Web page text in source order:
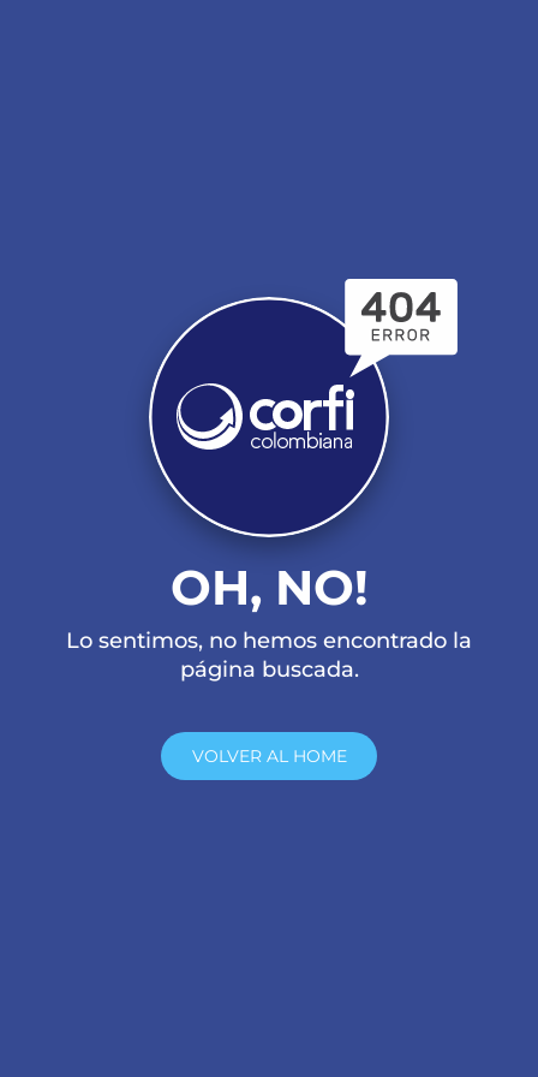
OH, NO!
Lo sentimos, no hemos encontrado la
página buscada.
VOLVER AL HOME